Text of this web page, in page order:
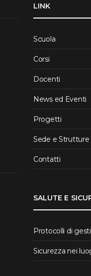
LINK
Scuola
Corsi
Docenti
News ed Eventi
Progetti
Sede e Strutture
Contatti
SALUTE E
Protocolli di
Sicurezza nei